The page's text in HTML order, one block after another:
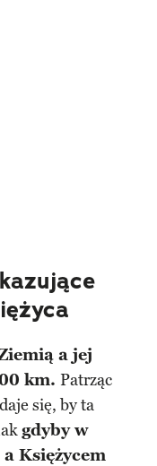
a jej
km. Patrząc
się, by ta
gdyby w
Księżycem